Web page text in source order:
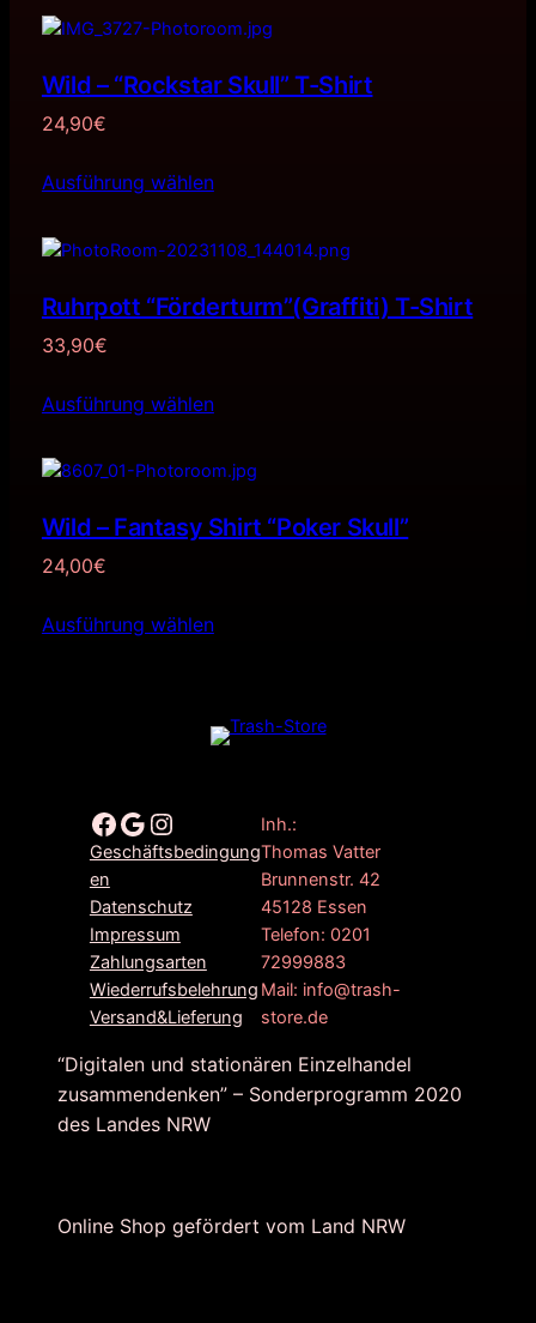
Wild – “Rockstar Skull” T-Shirt
24,90€
Ausführung wählen
Ruhrpott “Förderturm”(Graffiti) T-Shirt
33,90€
Ausführung wählen
Wild – Fantasy Shirt “Poker Skull”
24,00€
Ausführung wählen
Facebook Google Instagram
Geschäftsbedingung
en
Datenschutz
Impressum
Zahlungsarten
Wiederrufsbelehrung
Versand&Lieferung
Inh.:
Thomas Vatter
Brunnenstr. 42
45128 Essen
Telefon: 0201
72999883
Mail: info@trash-
store.de
“Digitalen und stationären Einzelhandel
zusammendenken” – Sonderprogramm 2020
des Landes NRW
Online Shop gefördert vom Land NRW